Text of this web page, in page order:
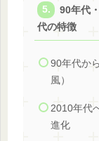
90年代
代の特徴
90年代か
風）
2010年代
進化